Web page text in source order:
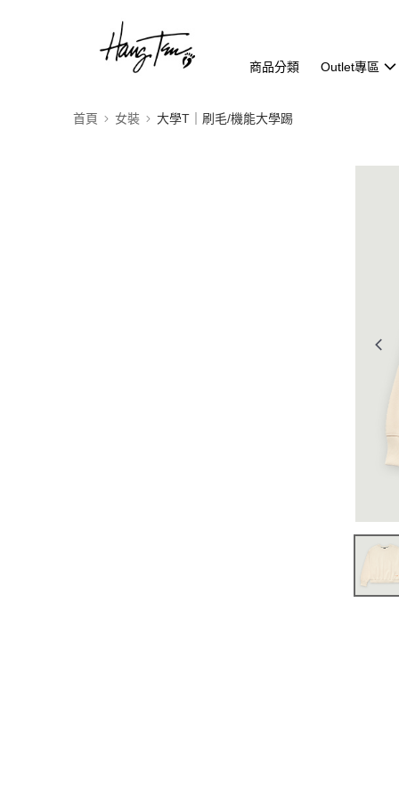
商品分類 Outlet專區
首頁 女裝 大學T｜刷毛/機能大學踢